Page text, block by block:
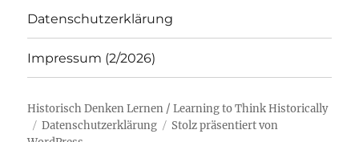
Datenschutzerklärung
Impressum (2/2026)
Historisch Denken Lernen / Learning to Think Historically
Datenschutzerklärung
Stolz präsentiert von